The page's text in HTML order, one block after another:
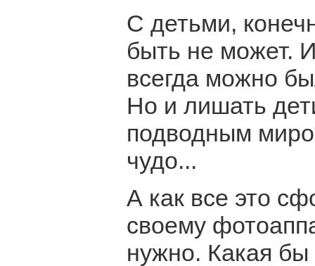
С детьми,
быть не может.
всегда можно
Но и лишать
подводным
чудо...
А как все это
своему
нужно. Какая бы